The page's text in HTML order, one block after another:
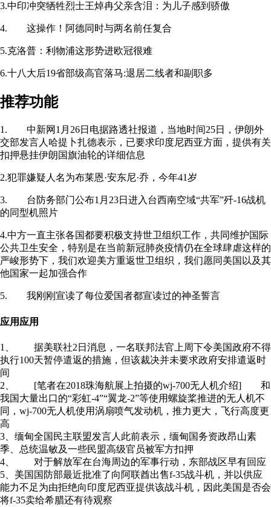
3.中印冲突牺牲烈士王焯冉父亲含泪：为儿子感到骄傲
4. 这操作！阿德同时与两名前任复合
5.克洛普：利物浦这形势进欧冠很难
6.十八大后19省部级高官落马:退居二线者和副职多
推荐功能
1. 中新网1月26日电据路透社报道，当地时间25日，伊朗外
交部发言人哈提卜扎德表示，已要求印度尼西亚方面，提供有关
扣押悬挂伊朗国旗油轮的详细信息
2.犯罪嫌疑人名为布莱恩·安东尼·乔，今年41岁
3. 台防务部门公布1月23日进入台西南空域“共军”歼-16战机
的同型机照片
4.中方一直主张各国都要积极支持世卫组织工作，共同维护国际
公共卫生安全，特别是在当前新冠肺炎疫情仍在全球肆虐这样的
严峻形势下，我们欢迎美方重返世卫组织，我们愿同美国以及其
他国家一起加强合作
5. 我刚刚宣读了每位爱国者都宣读过的神圣誓言
应用应用
1、 据美联社2日消息，一名联邦法官上周下令美国政府不得
执行100天暂停遣返的措施，但该裁决并未要求政府安排遣返时
间
2、 [笔者在2018珠海航展上拍摄的wj-700无人机介绍] 和
我国大量出口的“彩虹-4”“翼龙-2”等使用螺旋桨推进的无人机不
同，wj-700无人机使用涡扇喷气发动机，推力更大，飞行高度更
高
3、缅甸全国民主联盟发言人此前表示，缅甸国务资政昂山素
季、总统温敏及一些民盟高级官员被军方扣押
4、 对于解放军在台海周边的军事行动，东部战区早有回应
5、美国国防部最近批准了向阿联酋出售f-35战斗机，并以供应
能力不足为由拒绝向印度尼西亚提供该战斗机，因此美国是否会
将f-35卖给希腊还有待观察